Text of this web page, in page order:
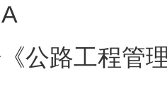
《公路工程管